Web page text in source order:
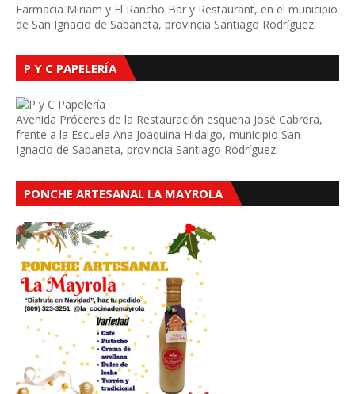
Farmacia Miriam y El Rancho Bar y Restaurant, en el municipio
de San Ignacio de Sabaneta, provincia Santiago Rodríguez.
P Y C PAPELERÍA
Avenida Próceres de la Restauración esquena José Cabrera,
frente a la Escuela Ana Joaquina Hidalgo, municipio San
Ignacio de Sabaneta, provincia Santiago Rodríguez.
PONCHE ARTESANAL LA MAYROLA